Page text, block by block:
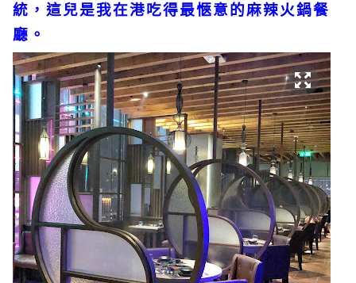
統，這兒是我在港吃得最愜意的麻辣火鍋餐
廳。